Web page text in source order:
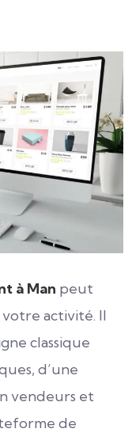
à Man peut
activité. Il
classique
d’une
vendeurs et
de